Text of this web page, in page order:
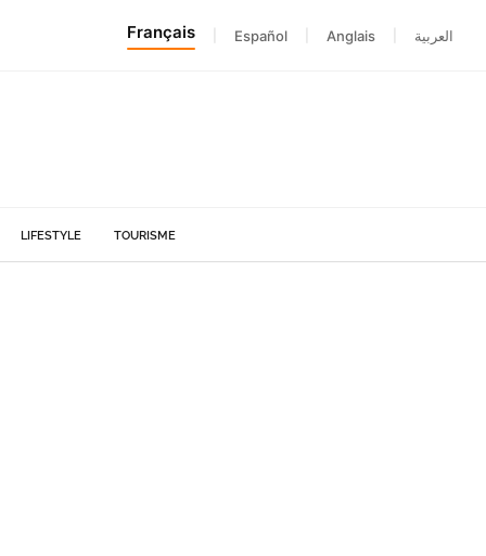
Français Español Anglais العربية
LIFESTYLE TOURISME